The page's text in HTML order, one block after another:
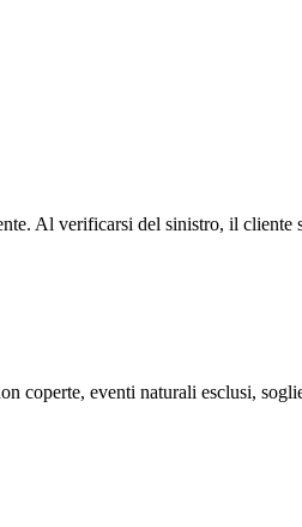
Al verificarsi del sinistro, il
coperte, eventi naturali esclusi,